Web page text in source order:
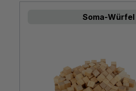
Soma-Würfel